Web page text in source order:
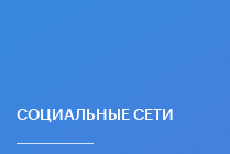
СОЦИАЛЬНЫЕ СЕТИ